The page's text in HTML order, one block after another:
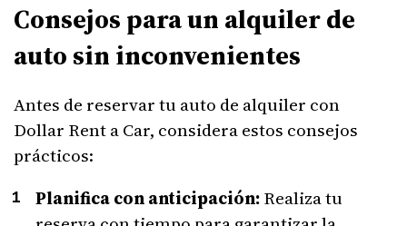
Consejos para un alquiler de
auto sin inconvenientes
Antes de reservar tu auto de alquiler con
Dollar Rent a Car, considera estos consejos
prácticos:
Planifica con anticipación:Realiza tu